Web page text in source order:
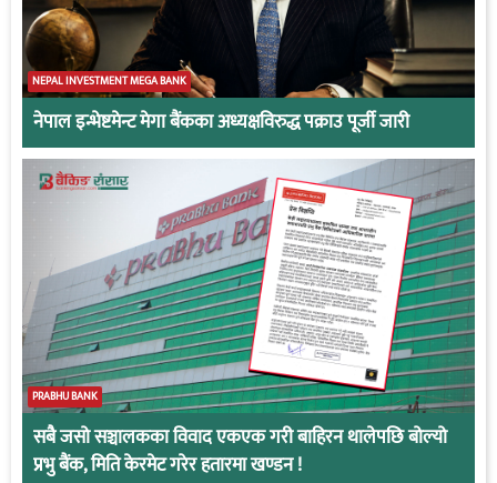
NEPAL INVESTMENT MEGA BANK
नेपाल इन्भेष्टमेन्ट मेगा बैंकका अध्यक्षविरुद्ध पक्राउ पूर्जी जारी
PRABHU BANK
सबै जसो सञ्चालकका विवाद एकएक गरी बाहिरन थालेपछि बोल्यो
प्रभु बैंक, मिति केरमेट गरेर हतारमा खण्डन !